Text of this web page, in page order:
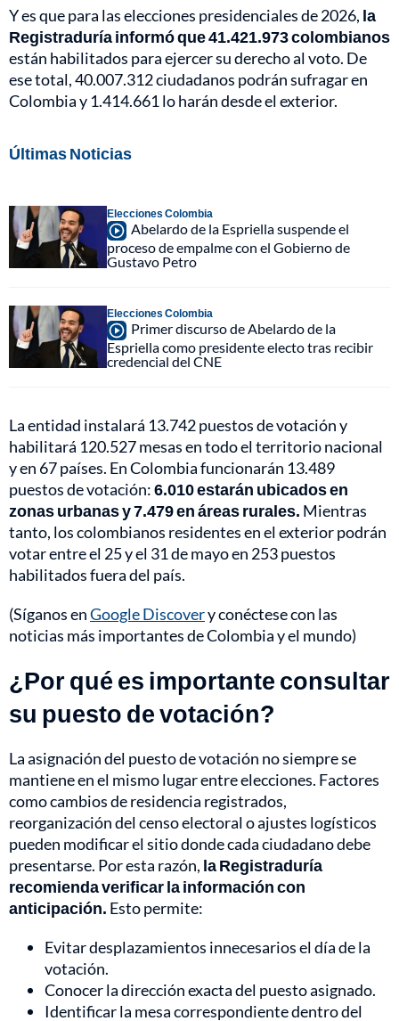
Y es que para las elecciones presidenciales de 2026, la
Registraduría informó que 41.421.973 colombianos
están habilitados para ejercer su derecho al voto. De
ese total, 40.007.312 ciudadanos podrán sufragar en
Colombia y 1.414.661 lo harán desde el exterior.
Últimas Noticias
Elecciones Colombia
Abelardo de la Espriella suspende el
proceso de empalme con el Gobierno de
Gustavo Petro
Elecciones Colombia
Primer discurso de Abelardo de la
Espriella como presidente electo tras recibir
credencial del CNE
La entidad instalará 13.742 puestos de votación y
habilitará 120.527 mesas en todo el territorio nacional
y en 67 países. En Colombia funcionarán 13.489
puestos de votación:6.010 estarán ubicados en
zonas urbanas y 7.479 en áreas rurales. Mientras
tanto, los colombianos residentes en el exterior podrán
votar entre el 25 y el 31 de mayo en 253 puestos
habilitados fuera del país.
(Síganos enGoogle Discovery conéctese con las
noticias más importantes de Colombia y el mundo)
¿Por qué es importante consultar
su puesto de votación?
La asignación del puesto de votación no siempre se
mantiene en el mismo lugar entre elecciones. Factores
como cambios de residencia registrados,
reorganización del censo electoral o ajustes logísticos
pueden modificar el sitio donde cada ciudadano debe
presentarse. Por esta razón, la Registraduría
recomienda verificar la información con
anticipación. Esto permite:
Evitar desplazamientos innecesarios el día de la
votación.
Conocer la dirección exacta del puesto asignado.
Identificar la mesa correspondiente dentro del